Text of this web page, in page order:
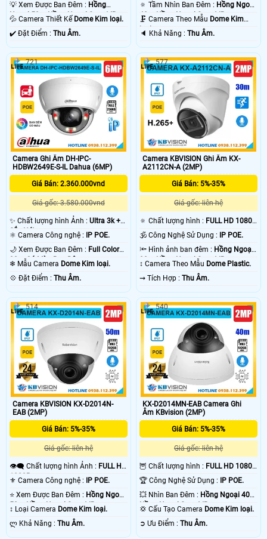
💡 Xem Được Ban Đêm : Hồng
Ngoại 50m Hồng Ngoại Smart IR.
💦 Camera Thiết Kế Dome Kim loại.
️✔️ Đặt Điểm : Thu Âm.
🔅 Tầm Nhìn Ban Đêm : Hồng Ngoại
40m Hồng Ngoại Smart IR.
🗜️ Camera Theo Mẫu Dome Kim
loại.
️🔈 Khả Năng :Thu Âm.
Camera Ghi Âm DH-IPC-
HDBW2649E-S-IL Dahua (6MP)
Giá Bán: 2.360.000vnd
Giá gốc: 3.580.000vnd
✨ Chất lượng hình Ảnh : Ultra 3k +
Sắc Nét .
⚛️ Camera Công nghệ :
IP POE.
🌙 Xem Được Ban Đêm : Full Color
30m Có Màu Ban Ðêm.
❄ Mẫu Camera Dome Kim loại.
️💠 Đặt Điểm : Thu Âm.
721
Camera KBVISION Ghi Âm KX-
A2112CN-A (2MP)
Giá Bán: 5%-35%
Giá gốc: liên hệ
🔅 Chất lượng hình : FULL HD 1080P
🕉️ Công Nghệ Sử Dụng :
IP POE.
🔦 Hình ảnh ban đêm : Hồng Ngoại
30m Hồng Ngoại Smart IR.
↕️ Camera Theo Mẫu Dome Plastic.
️⇝ Tích Hợp :Thu Âm.
577
Camera KBVISION KX-D2014N-
EAB (2MP)
Giá Bán: 5%-35%
Giá gốc: liên hệ
👁️‍🗨 Chất lượng hình Ảnh : FULL HD
1080P .
⚜️ Camera Công nghệ : IP POE.
⭐ Xem Được Ban Đêm : Hồng Ngoại
50m Hồng Ngoại Smart IR.
↕️ Loại Camera Dome Kim loại.
️ლ Khả Năng : Thu Âm.
514
KX-D2014MN-EAB Camera Ghi
Âm KBvision (2MP)
Giá Bán: 5%-35%
Giá gốc: liên hệ
🦉 Chất lượng hình : FULL HD 1080P
.
🏆 Công Nghệ Sử Dụng : IP POE.
💥 Nhìn Ban Đêm : Hồng Ngoại 40m
Hồng Ngoại Smart IR.
💢 Cấu Tạo Camera Dome Kim loại.
️➲ Ưu Điểm :Thu Âm.
540